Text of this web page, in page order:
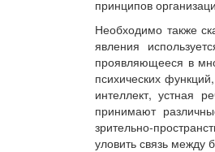
принципов
Необходимо также
явления
проявляющееся в
психических
интеллект, устная
принимают
зрительно-
уловить связь между